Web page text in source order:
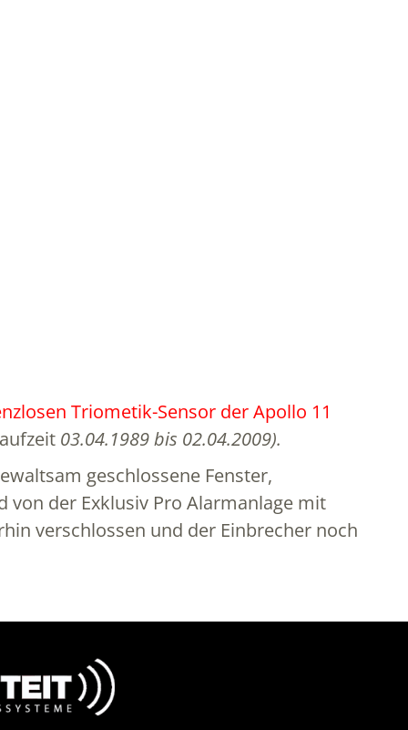
Triometik-Sensor der Apollo 11
03.04.1989 bis 02.04.2009).
geschlossene Fenster,
von der Exklusiv Pro Alarmanlage mit
verschlossen und der Einbrecher noch